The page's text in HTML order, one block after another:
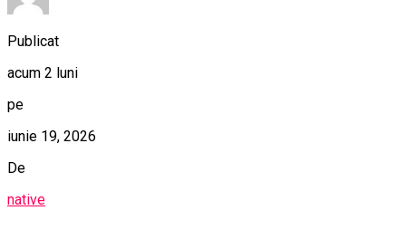
Publicat
acum 2 luni
pe
iunie 19, 2026
De
native